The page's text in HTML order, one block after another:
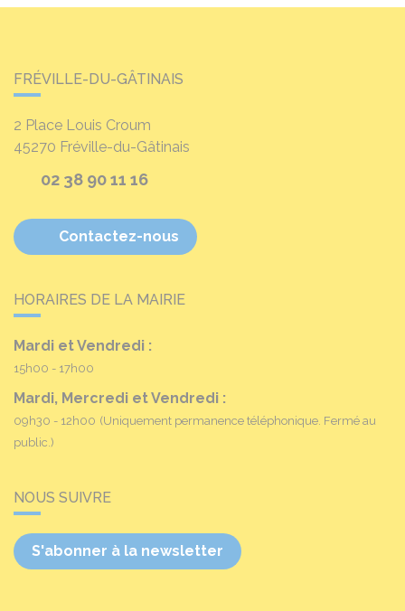
FRÉVILLE-DU-GÂTINAIS
2 Place Louis Croum
45270 Fréville-du-Gâtinais
02 38 90 11 16
Contactez-nous
HORAIRES DE LA MAIRIE
Mardi et Vendredi :
15h00 - 17h00
Mardi, Mercredi et Vendredi :
09h30 - 12h00 (Uniquement permanence téléphonique. Fermé au
public.)
NOUS SUIVRE
S'abonner à la newsletter